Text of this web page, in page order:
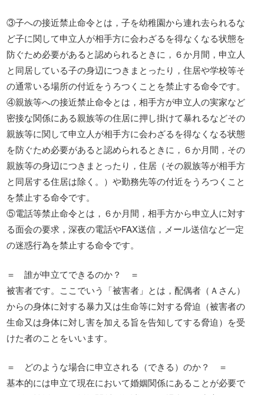
③子への接近禁止命令とは，子を幼稚園から連れ去られるな
ど子に関して申立人が相手方に会わざるを得なくなる状態を
防ぐため必要があると認められるときに，６か月間，申立人
と同居している子の身辺につきまとったり，住居や学校等そ
の通常いる場所の付近をうろつくことを禁止する命令です。
④親族等への接近禁止命令とは，相手方が申立人の実家など
密接な関係にある親族等の住居に押し掛けて暴れるなどその
親族等に関して申立人が相手方に会わざるを得なくなる状態
を防ぐため必要があると認められるときに，６か月間，その
親族等の身辺につきまとったり，住居（その親族等が相手方
と同居する住居は除く。）や勤務先等の付近をうろつくこと
を禁止する命令です。
⑤電話等禁止命令とは，６か月間，相手方から申立人に対す
る面会の要求，深夜の電話やFAX送信，メール送信など一定
の迷惑行為を禁止する命令です。
＝ 誰が申立てできるのか？ ＝
被害者です。ここでいう「被害者」とは，配偶者（Ａさん）
からの身体に対する暴力又は生命等に対する脅迫（被害者の
生命又は身体に対し害を加える旨を告知してする脅迫）を受
けた者のことをいいます。
＝ どのような場合に申立される（できる）のか？ ＝
基本的には申立て現在において婚姻関係にあることが必要で